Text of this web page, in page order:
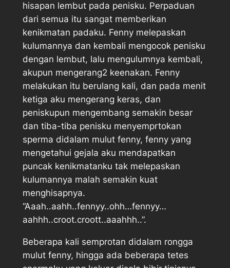
hisapan lembut pada penisku. Perpaduan
dari semua itu sangat memberikan
kenikmatan padaku. Fenny melepaskan
kulumannya dan kembali mengocok penisku
dengan lembut, lalu mengulumnya kembali,
akupun mengerang2 keenakan. Fenny
melakukan itu berulang kali, dan pada menit
ketiga aku mengerang keras, dan
peniskupun mengembang semakin besar
dan tiba-tiba penisku menyemprtokan
sperma didalam mulut fenny, fenny yang
mengetahui gejala aku mendapatkan
puncak kenikmatanku tak melepaskan
kulumannya malah semakin kuat
menghisapnya.
“Aaah..aahh..fennyy..ohh…fennyy…
aahhh..croot.croott..aaahhh..”.
Beberapa kali semprotan didalam rongga
mulut fenny, hingga ada beberapa tetes